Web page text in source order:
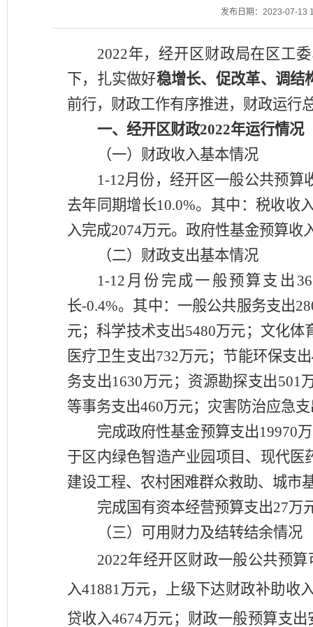
发布日期：2023-07-13
2022年，经开区财政局在区工
下，扎实做好稳增长、促改革、调结
前行，财政工作有序推进，财政运行
一、经开区财政2022年运行情况
（一）财政收入基本情况
1-12月份，经开区一般公共预算
去年同期增长10.0%。其中： 税收收
入完成2074万元。 政府性基金预算收
（二）财政支出基本情况
1-12月份完成一般预算支出
长-0.4%。其中：一般公共服务支出
元；科学技术支出5480万元；文化体
医疗卫生支出732万元； 节能环保支出
务支出1630万元； 资源勘探支出501
等事务支出460万元； 灾害防治应急
完成政府性基金预算支出19970
于区内绿色智造产业园项目、现代医
建设工程、农村困难群众救助、城市
完成国有资本经营预算支出27万
（三） 可用财力及结转结余情况
2022年经开区财政一般公共预算
入41881万元，上级下达财政补助收
贷收入4674万元； 财政一般预算支出